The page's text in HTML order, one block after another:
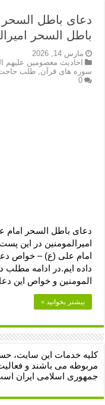
نماز حاجت برای کار
دعای رفع فقر و طلب رزق
لا حول ولا قوة الا
دعای باطل
باطل السحر
مارس 14, 2026
احادیث معصومین علیهم
سوره های قرآن ,طلب
0
دعای باطل السحر
امیرالمومنین در این
امام علی (ع) – خواص
داده ایم.در ادامه
المومنین و خواص این
بیشتر بخوانید »
کلیه خدمات این سایت،
مربوطه می باشند و
جمهوری اسلامی ایران